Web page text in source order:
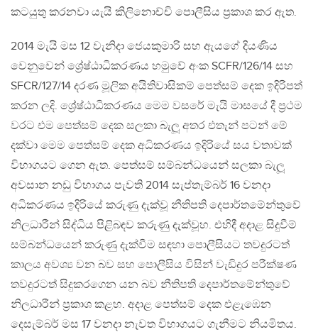
කටයුතු කරනවා යැයි කිලිනොච්චි පොලීසිය ප‍්‍රකාශ කර ඇත.
2014 මැයි මස 12 වැනිදා ජෙයකුමාරි සහ ඇයගේ දියණිය
වෙනුවෙන් ශ්‍රේෂ්ඨාධිකරණය හමුවේ අංක SCFR/126/14 සහ
SFCR/127/14 දරණ මූලික අයිතිවාසිකම් පෙත්සම් දෙක ඉදිරිපත්
කරන ලදි. ශ්‍රේෂ්ඨාධිකරණය මෙම වසරේ මැයි මාසයේ දී ප‍්‍රථම
වරට එම පෙත්සම් දෙක සලකා බැලූ අතර එතැන් පටන් මේ
දක්වා මෙම පෙත්සම් දෙක අධිකරණය ඉදිරියේ සය වතාවක්
විභාගයට ගෙන ඇත. පෙත්සම් සම්බන්ධයෙන් සලකා බැලූ
අවසාන නඩු විභාගය පැවති 2014 සැප්තැම්බර් 16 වනදා
අධිකරණය ඉදිරියේ කරුණු දැක්වූ නීතිපති දෙපාර්තමේන්තුවේ
නිලධාරීන් සිද්ධිය පිළිබඳව කරුණු දැක්වූහ. එහිදී අදාළ සිදුවීම්
සම්බන්ධයෙන් කරුණු දැක්වීම සඳහා පොලීසියට තවදුරටත්
කාලය අවශ්‍ය වන බව සහ පොලීසිය විසින් වැඩිදුර පරීක්ෂණ
තවදුරටත් සිදුකරගෙන යන බව නීතිපති දෙපාර්තමේන්තුවේ
නිලධාරීන් ප‍්‍රකාශ කළහ. අදාළ පෙත්සම් දෙක එළැඹෙන
දෙසැම්බර් මස 17 වනදා නැවත විභාගයට ගැනීමට නියමිතය.